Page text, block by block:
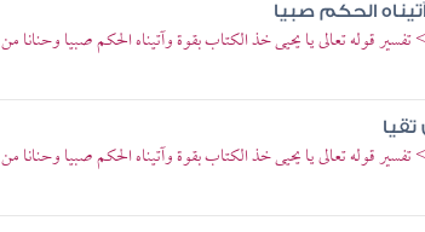
الحكم صبيا
قوله تعالى يا يحيى خذ الكتاب بقوة وآتيناه الحكم صبيا وحنانا من
قوله تعالى يا يحيى خذ الكتاب بقوة وآتيناه الحكم صبيا وحنانا من